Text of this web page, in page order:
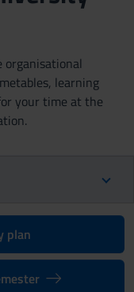
organisational
learning
your time at the
plan